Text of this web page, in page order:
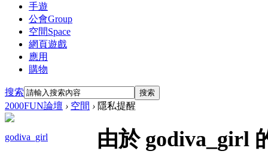
手遊
公會Group
空間Space
網頁遊戲
應用
購物
搜索 搜索
2000FUN論壇 › 空間 › 隱私提醒
godiva_girl 由於 godiva_girl